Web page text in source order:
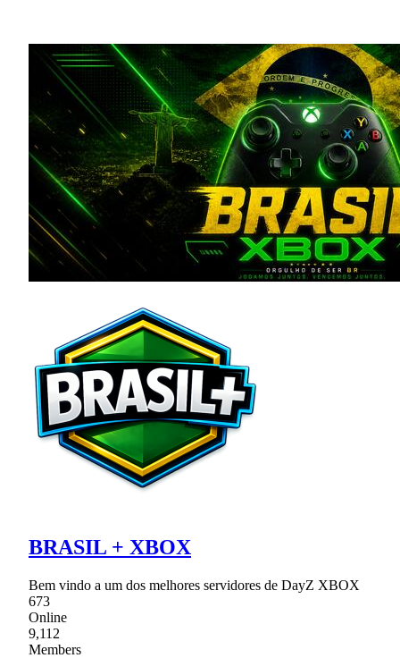
BRASIL + XBOX
Bem vindo a um dos melhores servidores de DayZ XBOX
673
Online
9,112
Members